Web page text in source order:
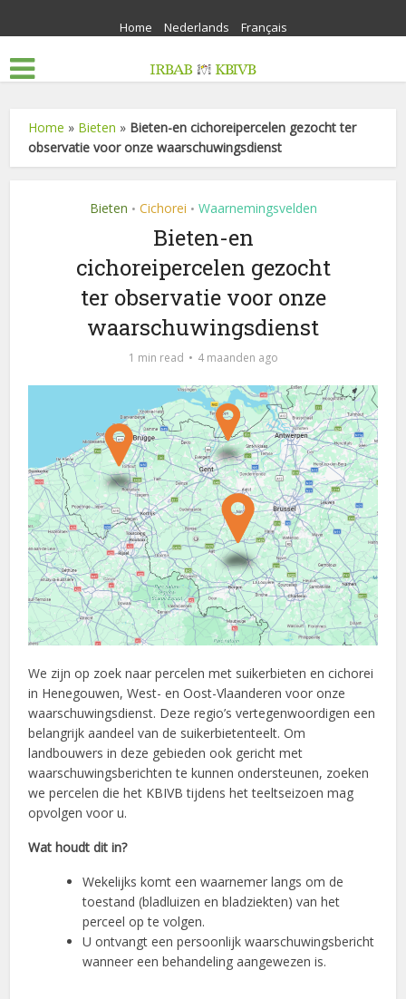
Home Nederlands Français
Home » Bieten » Bieten-en cichoreipercelen gezocht ter
observatie voor onze waarschuwingsdienst
Bieten • Cichorei • Waarnemingsvelden
Bieten-en
cichoreipercelen gezocht
ter observatie voor onze
waarschuwingsdienst
1 min read 4 maanden ago
We zijn op zoek naar percelen met suikerbieten en cichorei
in Henegouwen, West- en Oost-Vlaanderen voor onze
waarschuwingsdienst. Deze regio’s vertegenwoordigen een
belangrijk aandeel van de suikerbietenteelt. Om
landbouwers in deze gebieden ook gericht met
waarschuwingsberichten te kunnen ondersteunen, zoeken
we percelen die het KBIVB tijdens het teeltseizoen mag
opvolgen voor u.
Wat houdt dit in?
Wekelijks komt een waarnemer langs om de
toestand (bladluizen en bladziekten) van het
perceel op te volgen.
U ontvangt een persoonlijk waarschuwingsbericht
wanneer een behandeling aangewezen is.